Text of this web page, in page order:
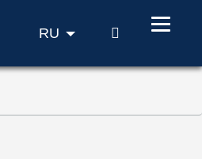
RU ПОИСК